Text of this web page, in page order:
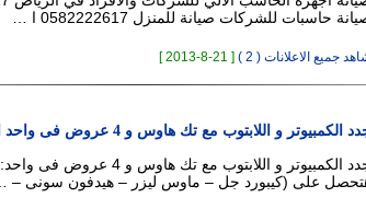
حاسبات للشركات صيانة للمنزل 0582222617 ا …
جميع الاعلانات ( 2 ) [ 21-8-2013 ]
الكمبيوتر و اللابتوب مع تك هاوس و 4 عروض فى واحد ادفع 25
على (كيبورد جل – ماوس ليزر – هيدفون سونى – …